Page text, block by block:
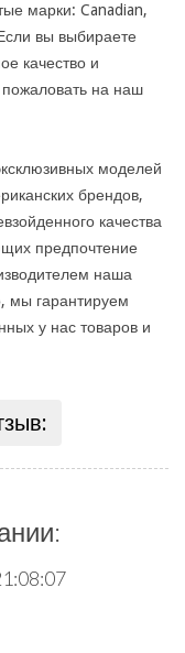
марки: Canadian,
вы выбираете
качество и
на наш
моделей
брендов,
качества
предпочтение
наша
мы гарантируем
у нас товаров и